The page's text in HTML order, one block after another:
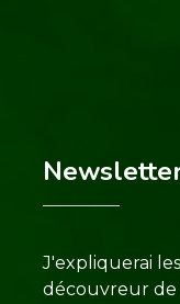
J'expliquerai
découvreur de